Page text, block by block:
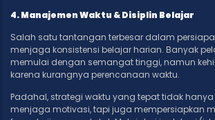
4. Manajemen Waktu & Disiplin Belajar
Salah satu tantangan terbesar dalam
menjaga konsistensi belajar harian. Banyak
memulai dengan semangat tinggi, namun
karena kurangnya perencanaan waktu.
Padahal, strategi waktu yang tepat tidak
menjaga motivasi, tapi juga mempersiapkan